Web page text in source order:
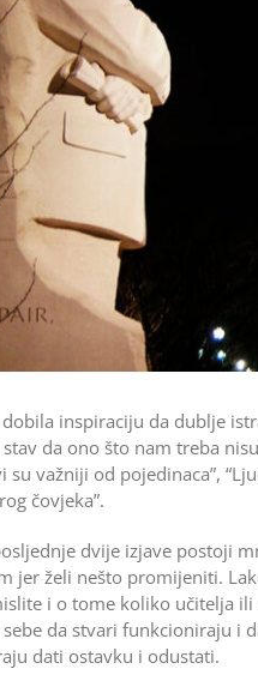
inspiraciju da dublje
da ono što nam treba
su važniji od pojedinaca”,
čovjeka”.
dvije izjave postoji
jer želi nešto promijeniti.
i o tome koliko učitelja ili
sebe da stvari funkcioniraju i
dati ostavku i odustati.